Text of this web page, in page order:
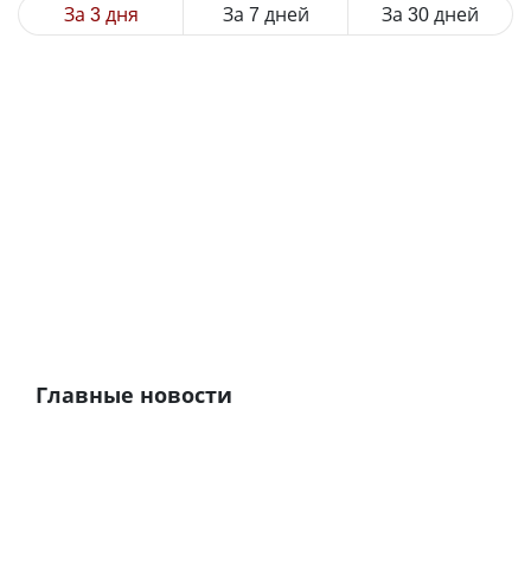
За 3 дня За 7 дней За 30 дней
Главные новости